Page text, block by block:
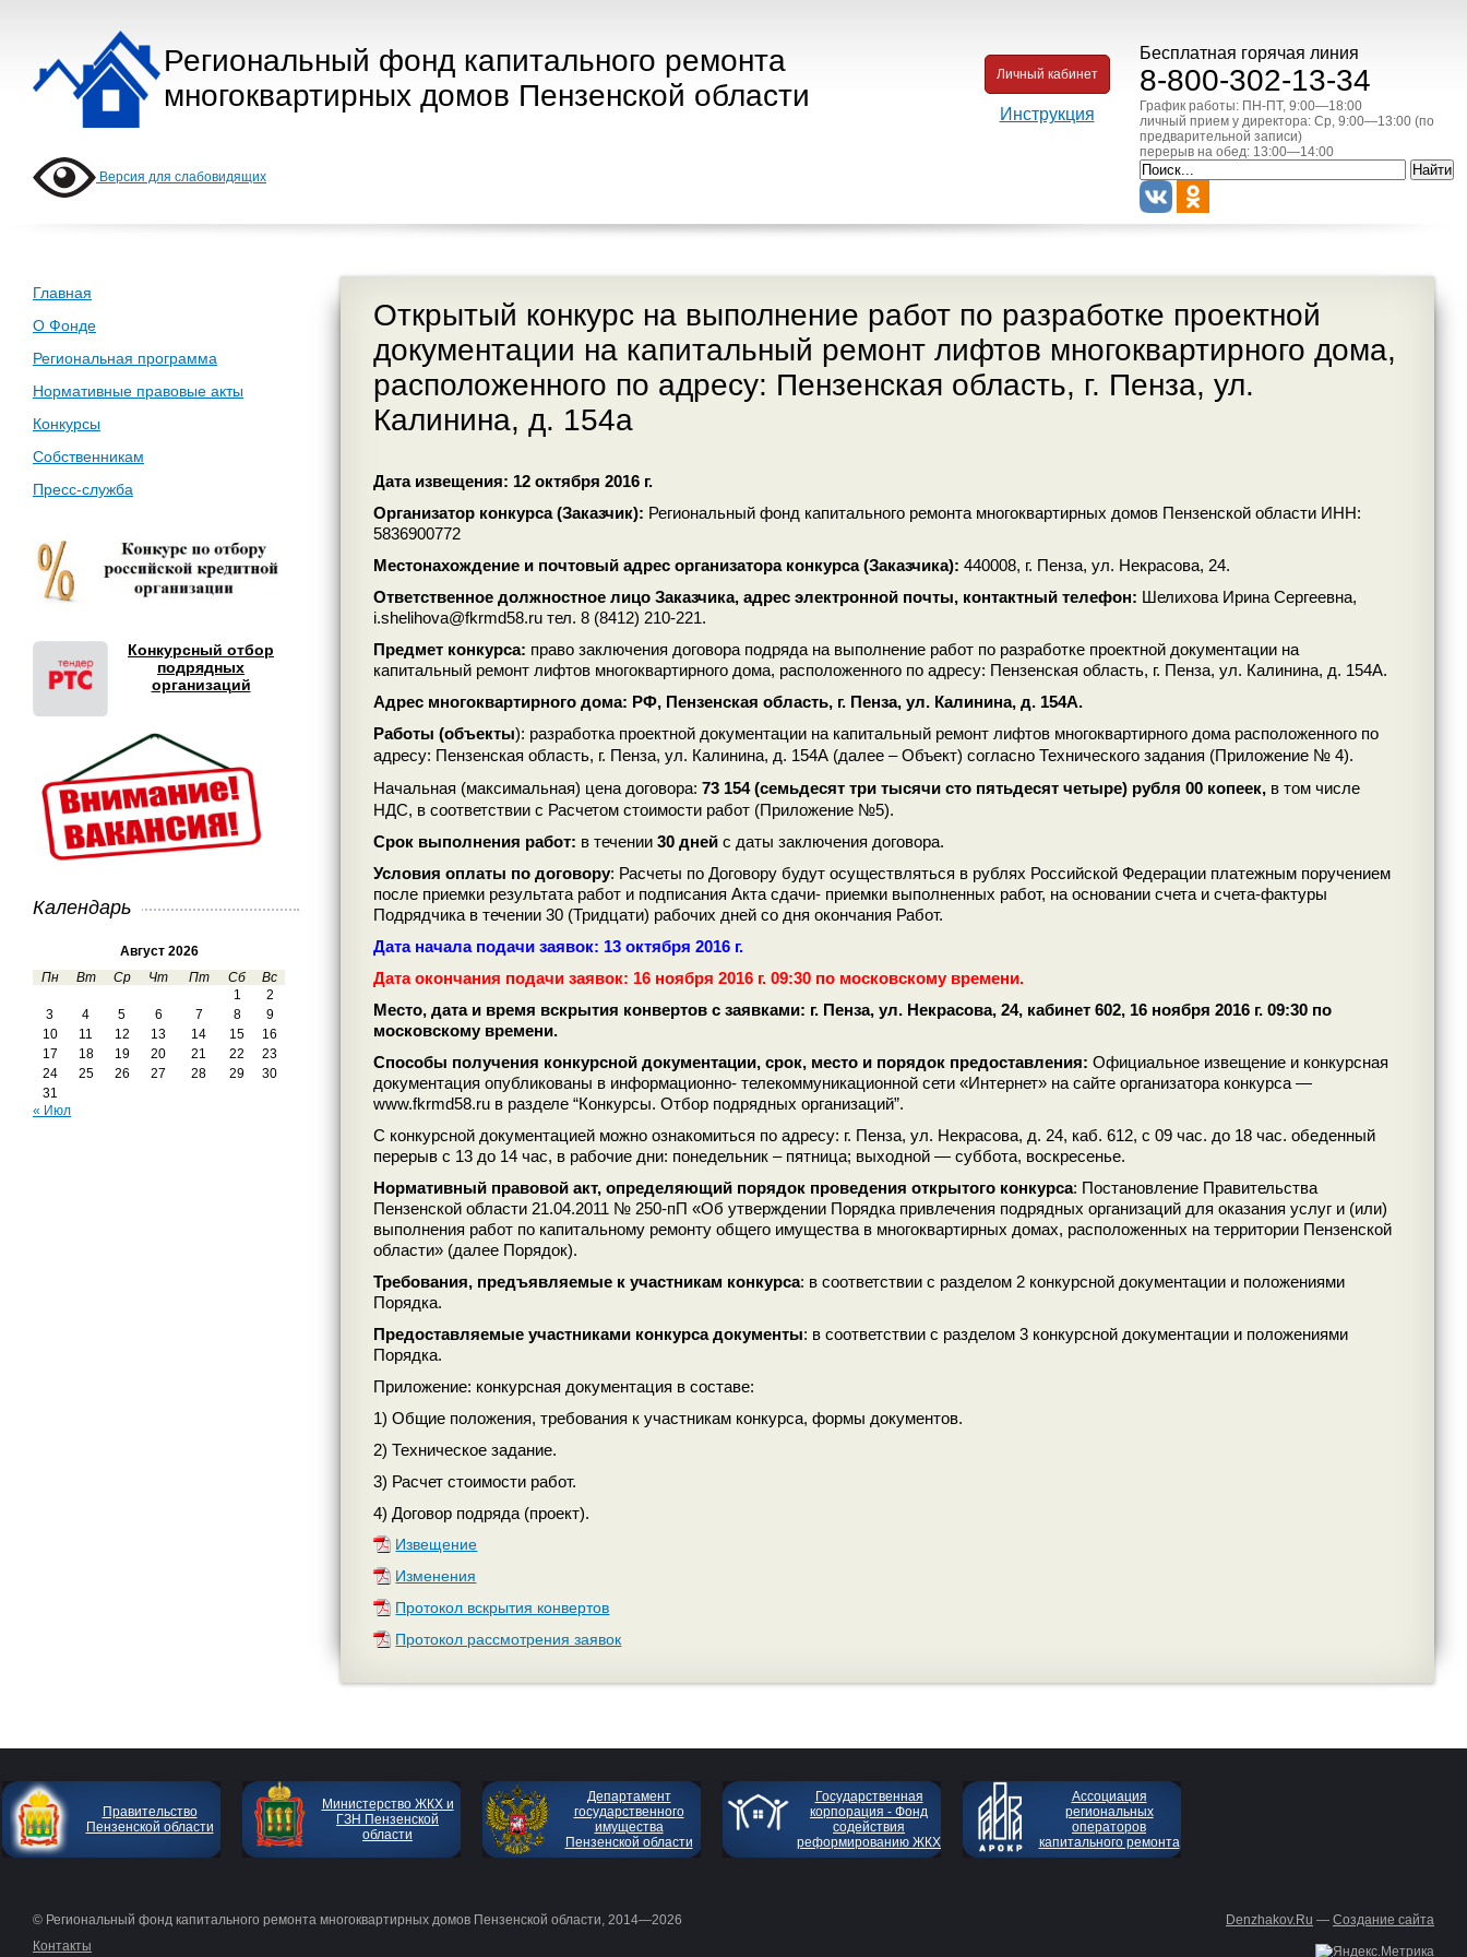
Региональный фонд капитального ремонта
многоквартирных домов Пензенской области
Бесплатная горячая линия
8-800-302-13-34
График работы: ПН-ПТ, 9:00—18:00
личный прием у директора: Ср, 9:00—13:00 (по
предварительной записи)
перерыв на обед: 13:00—14:00
Личный кабинет
Инструкция
Версия для слабовидящих
Главная
О Фонде
Региональная программа
Нормативные правовые акты
Конкурсы
Собственникам
Пресс-служба
Конкурсный отбор
подрядных
организаций
Календарь
Август 2026
Пн
Вт Ср Чт Пт Сб
Вс
1
2
3
4 5 6 7 8
9
10
11 12 13 14 15
16
17
18 19 20 21 22
23
24
25 26 27 28 29
30
31
« Июл
Открытый конкурс на выполнение работ по разработке проектной
документации на капитальный ремонт лифтов многоквартирного дома,
расположенного по адресу: Пензенская область, г. Пенза, ул.
Калинина, д. 154а
Дата извещения: 12 октября 2016 г.
Организатор конкурса (Заказчик): Региональный фонд капитального ремонта многоквартирных домов Пензенской области ИНН:
5836900772
Местонахождение и почтовый адрес организатора конкурса (Заказчика):440008, г. Пенза, ул. Некрасова, 24.
Ответственное должностное лицо Заказчика, адрес электронной почты, контактный телефон: Шелихова Ирина Сергеевна,
i.shelihova@fkrmd58.ru тел. 8 (8412) 210-221.
Предмет конкурса: право заключения договора подряда на выполнение работ по разработке проектной документации на
капитальный ремонт лифтов многоквартирного дома, расположенного по адресу: Пензенская область, г. Пенза, ул. Калинина, д. 154А.
Адрес многоквартирного дома: РФ, Пензенская область, г. Пенза, ул. Калинина, д. 154А.
Работы (объекты): разработка проектной документации на капитальный ремонт лифтов многоквартирного дома расположенного по
адресу: Пензенская область, г. Пенза, ул. Калинина, д. 154А (далее – Объект) согласно Технического задания (Приложение № 4).
Начальная (максимальная) цена договора:73 154 (семьдесят три тысячи сто пятьдесят четыре) рубля 00 копеек, в том числе
НДС, в соответствии с Расчетом стоимости работ (Приложение №5).
Срок выполнения работ: в течении30 днейс даты заключения договора.
Условия оплаты по договору: Расчеты по Договору будут осуществляться в рублях Российской Федерации платежным поручением
после приемки результата работ и подписания Акта сдачи- приемки выполненных работ, на основании счета и счета-фактуры
Подрядчика в течении 30 (Тридцати) рабочих дней со дня окончания Работ.
Дата начала подачи заявок: 13 октября 2016 г.
Дата окончания подачи заявок: 16 ноября 2016 г. 09:30 по московскому времени.
Место, дата и время вскрытия конвертов с заявками: г. Пенза, ул. Некрасова, 24, кабинет 602, 16 ноября 2016 г. 09:30 по
московскому времени.
Способы получения конкурсной документации, срок, место и порядок предоставления:Официальное извещение и конкурсная
документация опубликованы в информационно- телекоммуникационной сети «Интернет» на сайте организатора конкурса —
www.fkrmd58.ru в разделе “Конкурсы. Отбор подрядных организаций”.
С конкурсной документацией можно ознакомиться по адресу: г. Пенза, ул. Некрасова, д. 24, каб. 612, с 09 час. до 18 час. обеденный
перерыв с 13 до 14 час, в рабочие дни: понедельник – пятница; выходной — суббота, воскресенье.
Нормативный правовой акт, определяющий порядок проведения открытого конкурса: Постановление Правительства
Пензенской области 21.04.2011 № 250-пП «Об утверждении Порядка привлечения подрядных организаций для оказания услуг и (или)
выполнения работ по капитальному ремонту общего имущества в многоквартирных домах, расположенных на территории Пензенской
области» (далее Порядок).
Требования, предъявляемые к участникам конкурса: в соответствии с разделом 2 конкурсной документации и положениями
Порядка.
Предоставляемые участниками конкурса документы: в соответствии с разделом 3 конкурсной документации и положениями
Порядка.
Приложение: конкурсная документация в составе:
1) Общие положения, требования к участникам конкурса, формы документов.
2) Техническое задание.
3) Расчет стоимости работ.
4) Договор подряда (проект).
Извещение
Изменения
Протокол вскрытия конвертов
Протокол рассмотрения заявок
Правительство
Пензенской области
Министерство ЖКХ и
ГЗН Пензенской
области
Департамент
государственного
имущества
Пензенской области
Государственная
корпорация - Фонд
содействия
реформированию ЖКХ
Ассоциация
региональных
операторов
капитального ремонта
© Региональный фонд капитального ремонта многоквартирных домов Пензенской области, 2014—2026
Контакты
Denzhakov.Ru — Создание сайта